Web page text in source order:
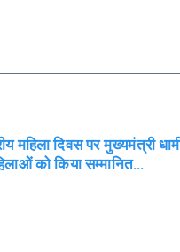
महिला दिवस पर मुख्यमंत्री
को किया सम्मानित…